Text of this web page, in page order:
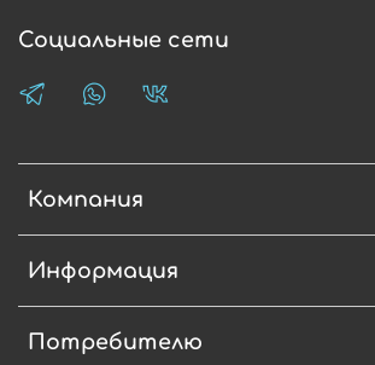
Компания
Информация
Потребителю
Социальные сети